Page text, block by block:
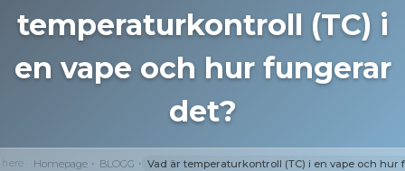
temperaturkontroll (TC) i
en vape och hur fungerar
det?
here Homepage BLOGG Vad är temperaturkontroll (TC) i en vape och hur